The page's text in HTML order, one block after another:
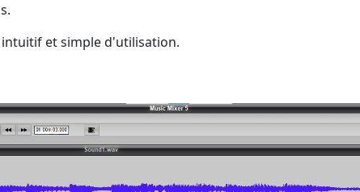
et simple d'utilisation.